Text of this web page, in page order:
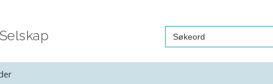
Search
for: